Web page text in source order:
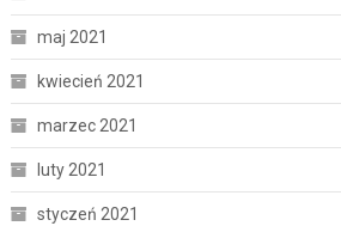
maj 2021
kwiecień 2021
marzec 2021
luty 2021
styczeń 2021